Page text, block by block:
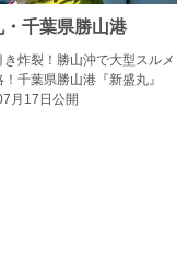
・千葉県勝山港
き炸裂！勝山沖で大型スルメ
！千葉県勝山港『新盛丸』
月17日公開